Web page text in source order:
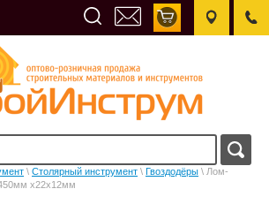
\ Столярный инструмент \ Гвоздодёры \ Лом-
х22х12мм